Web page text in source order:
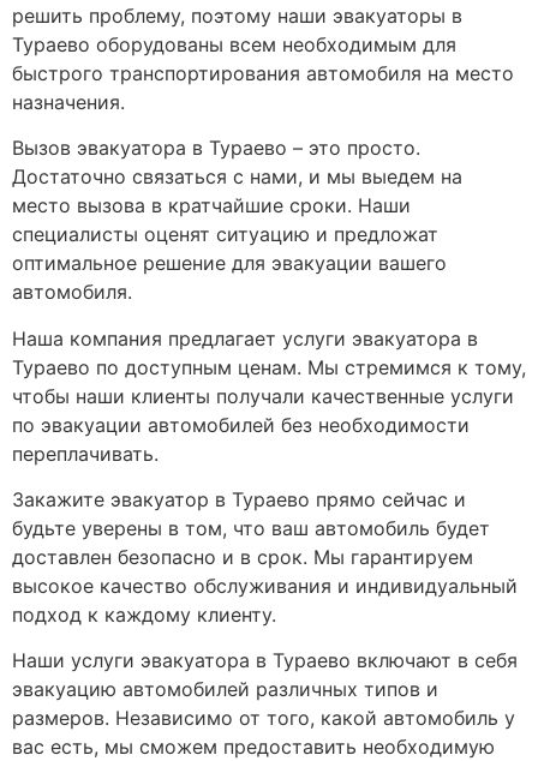
решить проблему, поэтому наши эвакуаторы в
Тураево оборудованы всем необходимым для
быстрого транспортирования автомобиля на место
назначения.
Вызов эвакуатора в Тураево – это просто.
Достаточно связаться с нами, и мы выедем на
место вызова в кратчайшие сроки. Наши
специалисты оценят ситуацию и предложат
оптимальное решение для эвакуации вашего
автомобиля.
Наша компания предлагает услуги эвакуатора в
Тураево по доступным ценам. Мы стремимся к тому,
чтобы наши клиенты получали качественные услуги
по эвакуации автомобилей без необходимости
переплачивать.
Закажите эвакуатор в Тураево прямо сейчас и
будьте уверены в том, что ваш автомобиль будет
доставлен безопасно и в срок. Мы гарантируем
высокое качество обслуживания и индивидуальный
подход к каждому клиенту.
Наши услуги эвакуатора в Тураево включают в себя
эвакуацию автомобилей различных типов и
размеров. Независимо от того, какой автомобиль у
вас есть, мы сможем предоставить необходимую